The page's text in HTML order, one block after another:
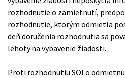
rozhodnutie o zamietnutí,
rozhodnutie, ktorým odmietla
deň doručenia rozhodnutia sa
lehoty na vybavenie žiadosti.
Proti rozhodnutiu SOI o